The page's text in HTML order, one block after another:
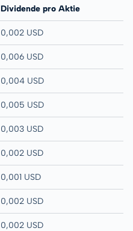
Dividende pro Aktie
0,002 USD
0,006 USD
0,004 USD
0,005 USD
0,003 USD
0,002 USD
0,001 USD
0,002 USD
0,002 USD